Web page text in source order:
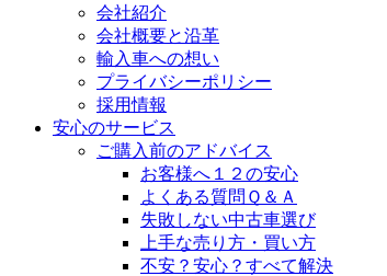
会社紹介
会社概要と沿革
輸入車への想い
プライバシーポリシー
採用情報
安心のサービス
ご購入前のアドバイス
お客様へ１２の安心
よくある質問Ｑ＆Ａ
失敗しない中古車選び
上手な売り方・買い方
不安？安心？すべて解決